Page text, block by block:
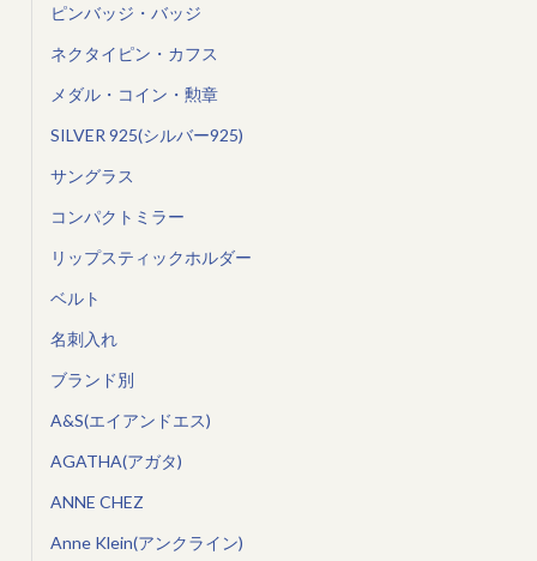
ピンバッジ・バッジ
ネクタイピン・カフス
メダル・コイン・勲章
SILVER 925(シルバー925)
サングラス
コンパクトミラー
リップスティックホルダー
ベルト
名刺入れ
ブランド別
A&S(エイアンドエス)
AGATHA(アガタ)
ANNE CHEZ
Anne Klein(アンクライン)